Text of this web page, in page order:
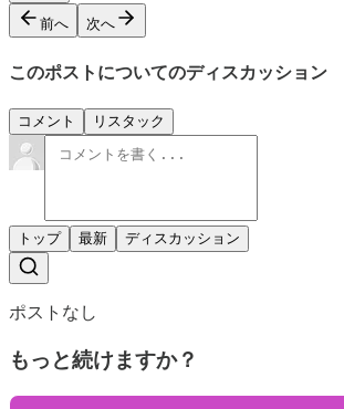
前へ 次へ
このポストについてのディスカッション
コメント リスタック
トップ 最新 ディスカッション
ポストなし
もっと続けますか？